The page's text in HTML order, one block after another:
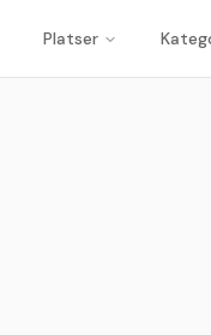
Platser